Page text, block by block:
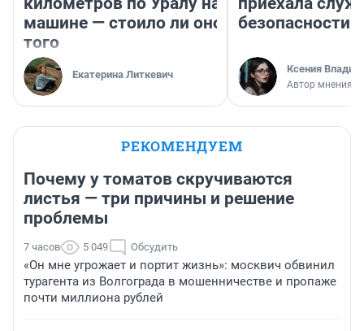
машине — стоило ли оно
того
Екатерина Литкевич
безопасности
Ксения
Автор мнения
РЕКОМЕНДУЕМ
Почему у томатов скручиваются
листья — три причины и решение
проблемы
7 часов 5 049 Обсудить
«Он мне угрожает и портит жизнь»: москвич обвинил
турагента из Волгограда в мошенничестве и пропаже
почти миллиона рублей